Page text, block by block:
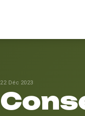
22 Déc 2023